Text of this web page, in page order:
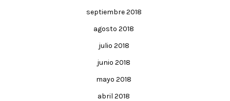
septiembre 2018
agosto 2018
julio 2018
junio 2018
mayo 2018
abril 2018